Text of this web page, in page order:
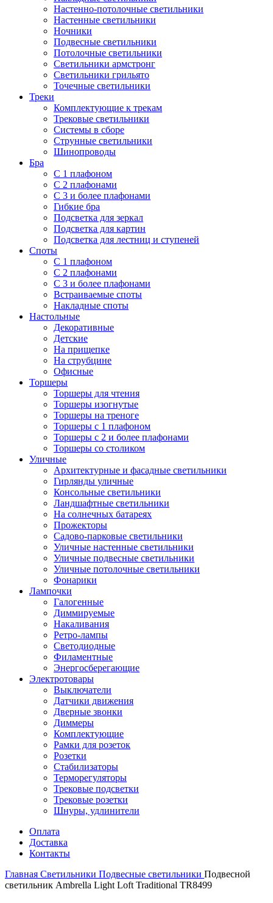
Настенно-потолочные светильники
Настенные светильники
Ночники
Подвесные светильники
Потолочные светильники
Светильники армстронг
Светильники грильято
Точечные светильники
Треки
Комплектующие к трекам
Трековые светильники
Системы в сборе
Струнные светильники
Шинопроводы
Бра
С 1 плафоном
С 2 плафонами
С 3 и более плафонами
Гибкие бра
Подсветка для зеркал
Подсветка для картин
Подсветка для лестниц и ступеней
Споты
С 1 плафоном
С 2 плафонами
С 3 и более плафонами
Встраиваемые споты
Накладные споты
Настольные
Декоративные
Детские
На прищепке
На струбцине
Офисные
Торшеры
Торшеры для чтения
Торшеры изогнутые
Торшеры на треноге
Торшеры с 1 плафоном
Торшеры с 2 и более плафонами
Торшеры со столиком
Уличные
Архитектурные и фасадные светильники
Гирлянды уличные
Консольные светильники
Ландшафтные светильники
На солнечных батареях
Прожекторы
Садово-парковые светильники
Уличные настенные светильники
Уличные подвесные светильники
Уличные потолочные светильники
Фонарики
Лампочки
Галогенные
Диммируемые
Накаливания
Ретро-лампы
Светодиодные
Филаментные
Энергосберегающие
Электротовары
Выключатели
Датчики движения
Дверные звонки
Диммеры
Комплектующие
Рамки для розеток
Розетки
Стабилизаторы
Терморегуляторы
Трековые подсветки
Трековые розетки
Шнуры, удлинители
Оплата
Доставка
Контакты
Главная Светильники Подвесные светильники Подвесной
светильник Ambrella Light Loft Traditional TR8499